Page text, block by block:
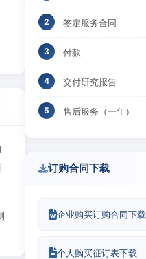
签定服务合同
付款
交付研究报告
售后服务（一年）
订购合同下载
企业购买订购合同下载
个人购买征订表下载